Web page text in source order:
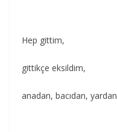
Hep gittim,
gittikçe eksildim,
anadan, bacıdan, yardan